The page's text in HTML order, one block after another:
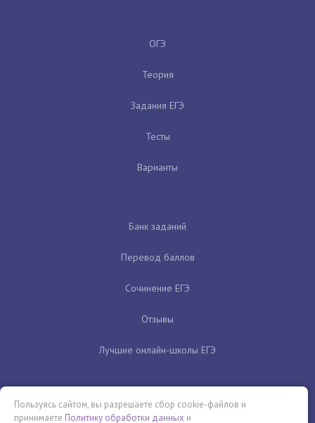
ОГЭ
Теория
Задания ЕГЭ
Тесты
Варианты
Банк заданий
Перевод баллов
Сочинение ЕГЭ
Отзывы
Лучшие онлайн-школы ЕГЭ
Пользуясь сайтом, вы разрешаете сбор cookie-файлов и
принимаете Политику обработки данных и